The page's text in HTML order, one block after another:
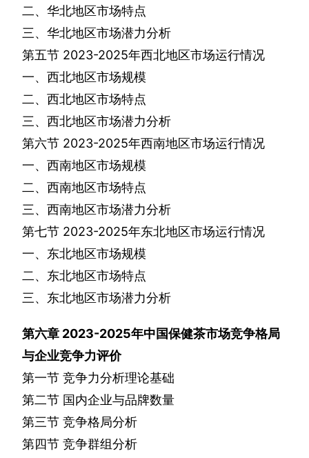
二、华北地区市场特点
三、华北地区市场潜力分析
第五节 2023-2025年西北地区市场运行情况
一、西北地区市场规模
二、西北地区市场特点
三、西北地区市场潜力分析
第六节 2023-2025年西南地区市场运行情况
一、西南地区市场规模
二、西南地区市场特点
三、西南地区市场潜力分析
第七节 2023-2025年东北地区市场运行情况
一、东北地区市场规模
二、东北地区市场特点
三、东北地区市场潜力分析
第六章 2023-2025年中国保健茶市场竞争格局
与企业竞争力评价
第一节 竞争力分析理论基础
第二节 国内企业与品牌数量
第三节 竞争格局分析
第四节 竞争群组分析